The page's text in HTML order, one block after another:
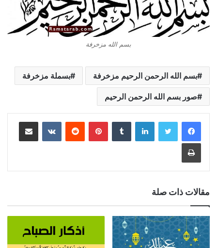
بسم الله مزخرفة
بسم الله الرحمن الرحيم مزخرفة بسملة مزخرفة
صور بسم الله الرحمن الرحيم
لينكدإن بينتيريست مشاركة عبر البريد
طباعة
مقالات ذات صلة